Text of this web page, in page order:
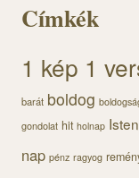
Címkék
1 kép 1
barát boldog
gondolat hit holnap Isten
nap pénz ragyog